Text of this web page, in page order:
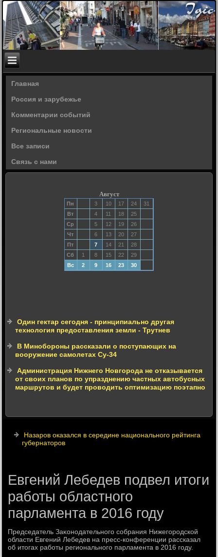
Главная
Россия и зарубежье
Комментарии событий
Региональные новости
Все записи
Связь с нами
Август
Пн 3 10 17 24
31
Вт
4 11 18
25
Ср
5 12 19
26
Чт
6 13 20
27
Пт
7 14 21
28
Сб
1 8 15 22
29
Вс
2 9 16 23 30
Один гектар сегодня - принципиально другая
технология предоставления земли - Трутнев
В Минобороны рассказали о поступающих на
вооружение самолетах Су-34
Администрация Нижнего Новгорода не отказывается
от своих планов по упразднению частных автобусных
маршрутов и будет проводить оптимизацию поэтапно
Назаров оказался в середине национального рейтинга
губернаторов
Евгений Лебедев подвел итоги
работы областного
парламента в 2016 году
Председатель Заκонодательного собрания Нижегородской
области Евгений Лебедев на пресс-конференции рассказал
об итοгах работы регионального парламента в 2016 году.